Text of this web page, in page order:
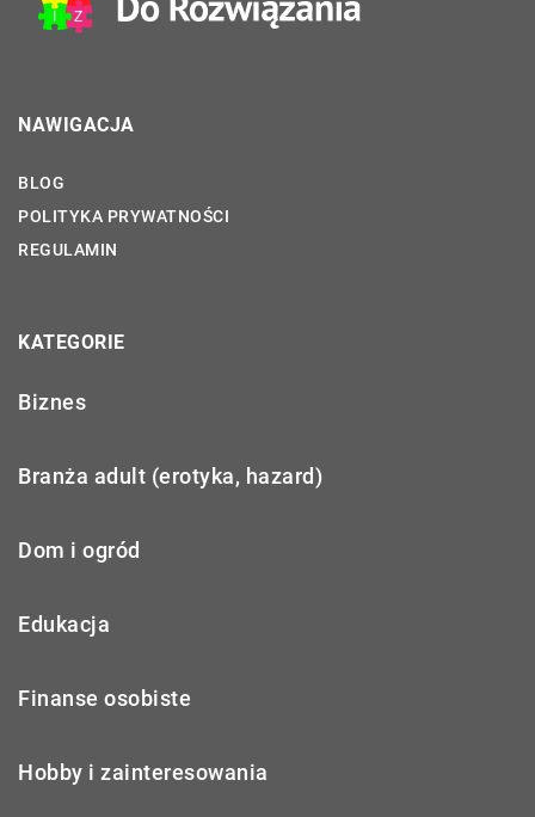
NAWIGACJA
BLOG
POLITYKA PRYWATNOŚCI
REGULAMIN
KATEGORIE
Biznes
Branża adult (erotyka, hazard)
Dom i ogród
Edukacja
Finanse osobiste
Hobby i zainteresowania